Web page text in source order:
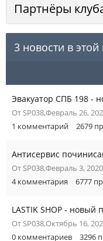
Партнёры
3 новости в этой
Эвакуатор СПБ 198 -
ОтSP038,Февраль 26,
1 комментарий 2679
Антисервис
ОтSP038,Февраль 3, 2020
4 комментария 6777
LASTIK SHOP - новый
ОтSP038,Октябрь 16,
0 комментариев 3296